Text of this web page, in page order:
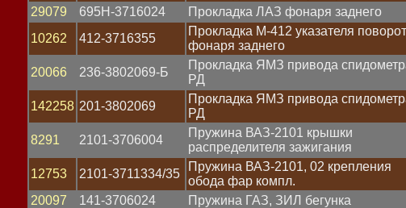
29079
695Н-3716024 Прокладка ЛАЗ фонаря заднего
10262
412-3716355
Прокладка М-412 указателя
фонаря заднего
20066 236-3802069-Б
Прокладка ЯМЗ привода
РД
142258 201-3802069
Прокладка ЯМЗ привода
РД
8291 2101-3706004
Пружина ВАЗ-2101 крышки
распределителя зажигания
12753 2101-3711334/35
Пружина ВАЗ-2101, 02 крепления
обода фар компл.
20097
141-3706024 Пружина ГАЗ, ЗИЛ бегунка